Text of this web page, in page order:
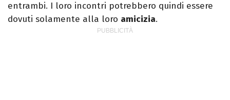
entrambi. I loro incontri potrebbero quindi essere
dovuti solamente alla loro amicizia.